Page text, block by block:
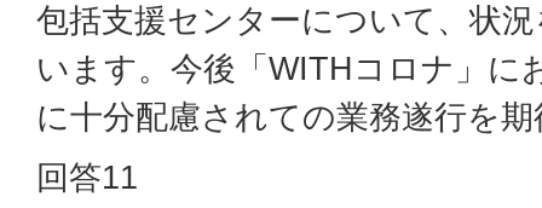
包括支援センターについて、状
います。今後「WITHコロナ」に
に十分配慮されての業務遂行を
回答11